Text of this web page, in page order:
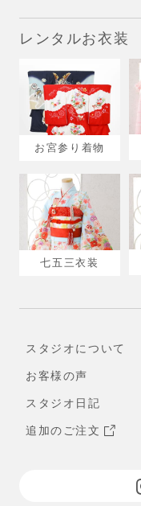
レンタルお衣装
お宮参り着物
七五三衣装
スタジオについて
お客様の声
スタジオ日記
追加のご注文